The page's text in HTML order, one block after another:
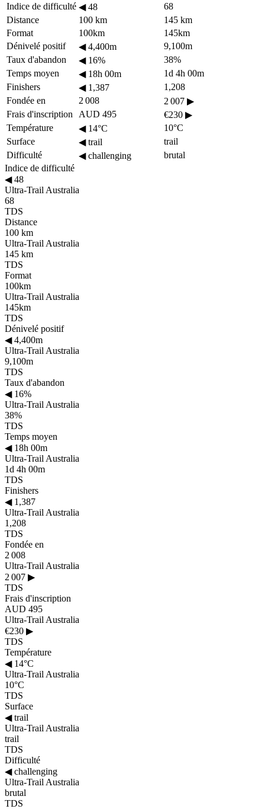
Indice de difficulté ◀48
68
Distance
100 km
145 km
Format
100km
145km
Dénivelé positif
◀4,400m
9,100m
Taux d'abandon
◀16%
38%
Temps moyen
◀18h 00m
1d 4h 00m
Finishers
◀1,387
1,208
Fondée en
2 008 2 007 ▶
Frais d'inscription
AUD 495 €230 ▶
Température
◀14°C
10°C
Surface
◀trail
trail
Difficulté
◀challenging
brutal
Indice de difficulté
◀48
Ultra-Trail Australia
68
TDS
Distance
100 km
Ultra-Trail Australia
145 km
TDS
Format
100km
Ultra-Trail Australia
145km
TDS
Dénivelé positif
◀4,400m
Ultra-Trail Australia
9,100m
TDS
Taux d'abandon
◀16%
Ultra-Trail Australia
38%
TDS
Temps moyen
◀18h 00m
Ultra-Trail Australia
1d 4h 00m
TDS
Finishers
◀1,387
Ultra-Trail Australia
1,208
TDS
Fondée en
2 008
Ultra-Trail Australia
2 007 ▶
TDS
Frais d'inscription
AUD 495
Ultra-Trail Australia
€230 ▶
TDS
Température
◀14°C
Ultra-Trail Australia
10°C
TDS
Surface
◀trail
Ultra-Trail Australia
trail
TDS
Difficulté
◀challenging
Ultra-Trail Australia
brutal
TDS